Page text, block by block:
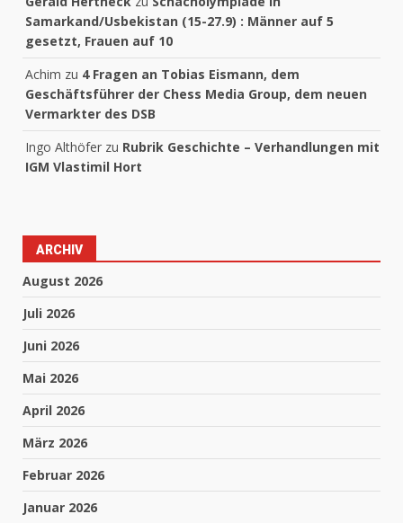
Samarkand/Usbekistan (15-27.9) : Männer auf 5
gesetzt, Frauen auf 10
Achim zu 4 Fragen an Tobias Eismann, dem
Geschäftsführer der Chess Media Group, dem neuen
Vermarkter des DSB
Ingo Althöfer zu Rubrik Geschichte – Verhandlungen mit
IGM Vlastimil Hort
ARCHIV
August 2026
Juli 2026
Juni 2026
Mai 2026
April 2026
März 2026
Februar 2026
Januar 2026